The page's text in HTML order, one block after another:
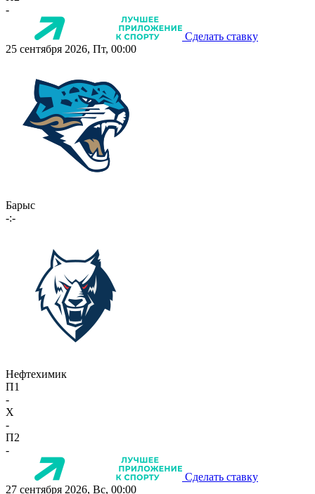
-
Сделать ставку
25 сентября 2026, Пт, 00:00
Барыс
-:-
Нефтехимик
П1
-
X
-
П2
-
Сделать ставку
27 сентября 2026, Вс, 00:00